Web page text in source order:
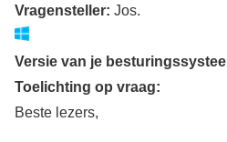
Vragensteller: Jos.
Versie van je
Toelichting op vraag:
Beste lezers,